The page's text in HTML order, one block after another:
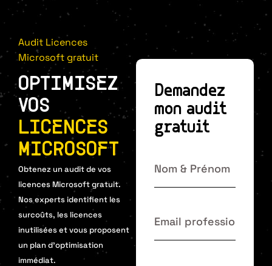
Audit Licences
Microsoft gratuit
OPTIMISEZ
VOS
LICENCES
MICROSOFT
Obtenez un audit de vos
licences Microsoft gratuit.
Nos experts identifient les
surcoûts, les licences
inutilisées et vous proposent
un plan d’optimisation
immédiat.
Demandez
mon audit
gratuit